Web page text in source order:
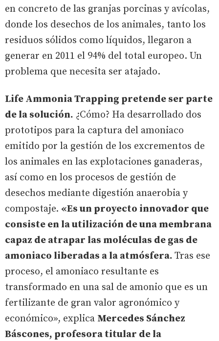
en concreto de las granjas porcinas y avícolas,
donde los desechos de los animales, tanto los
residuos sólidos como líquidos, llegaron a
generar en 2011 el 94% del total europeo. Un
problema que necesita ser atajado.
Life Ammonia Trapping pretende ser parte
de la solución. ¿Cómo? Ha desarrollado dos
prototipos para la captura del amoniaco
emitido por la gestión de los excrementos de
los animales en las explotaciones ganaderas,
así como en los procesos de gestión de
desechos mediante digestión anaerobia y
compostaje. «Es un proyecto innovador que
consiste en la utilización de una membrana
capaz de atrapar las moléculas de gas de
amoniaco liberadas a la atmósfera. Tras ese
proceso, el amoniaco resultante es
transformado en una sal de amonio que es un
fertilizante de gran valor agronómico y
económico», explica Mercedes Sánchez
Báscones, profesora titular de la